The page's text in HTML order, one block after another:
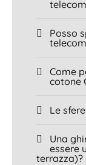
Posso
Come
cotone
Le
Una
essere
terrazza)?